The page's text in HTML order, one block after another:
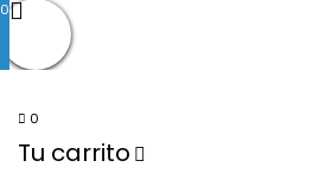
0
0
Tu carrito